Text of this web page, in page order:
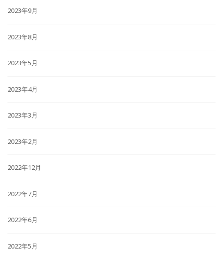
2023年9月
2023年8月
2023年5月
2023年4月
2023年3月
2023年2月
2022年12月
2022年7月
2022年6月
2022年5月